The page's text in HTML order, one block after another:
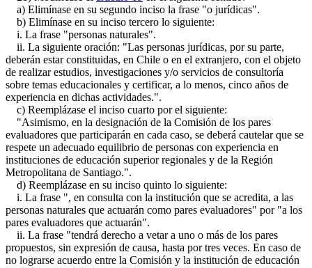
a) Elimínase en su segundo inciso la frase "o jurídicas".
b) Elimínase en su inciso tercero lo siguiente:
i. La frase "personas naturales".
ii. La siguiente oración: "Las personas jurídicas, por su parte,
deberán estar constituidas, en Chile o en el extranjero, con el objeto
de realizar estudios, investigaciones y/o servicios de consultoría
sobre temas educacionales y certificar, a lo menos, cinco años de
experiencia en dichas actividades.".
c) Reemplázase el inciso cuarto por el siguiente:
"Asimismo, en la designación de la Comisión de los pares
evaluadores que participarán en cada caso, se deberá cautelar que se
respete un adecuado equilibrio de personas con experiencia en
instituciones de educación superior regionales y de la Región
Metropolitana de Santiago.".
d) Reemplázase en su inciso quinto lo siguiente:
i. La frase ", en consulta con la institución que se acredita, a las
personas naturales que actuarán como pares evaluadores" por "a los
pares evaluadores que actuarán".
ii. La frase "tendrá derecho a vetar a uno o más de los pares
propuestos, sin expresión de causa, hasta por tres veces. En caso de
no lograrse acuerdo entre la Comisión y la institución de educación